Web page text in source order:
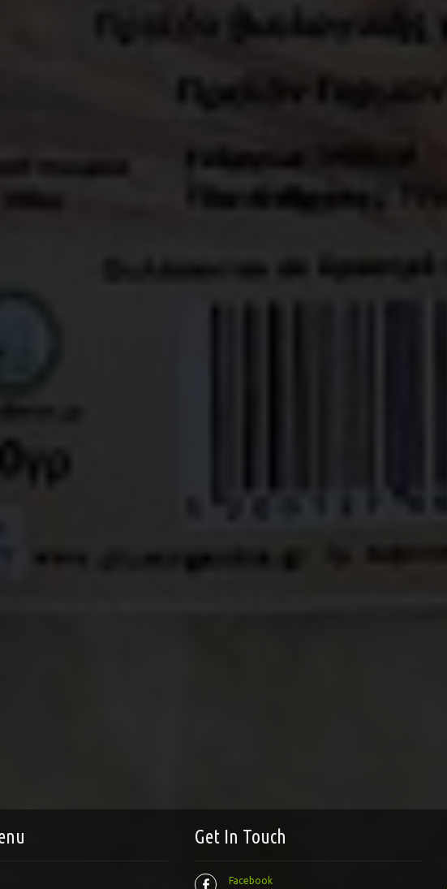
Get In Touch
Facebook